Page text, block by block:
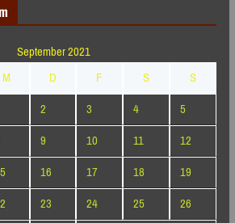
September 2021
M D F S
S
2 3 4
5
9 10 11
12
16 17 18
19
23 24 25
26